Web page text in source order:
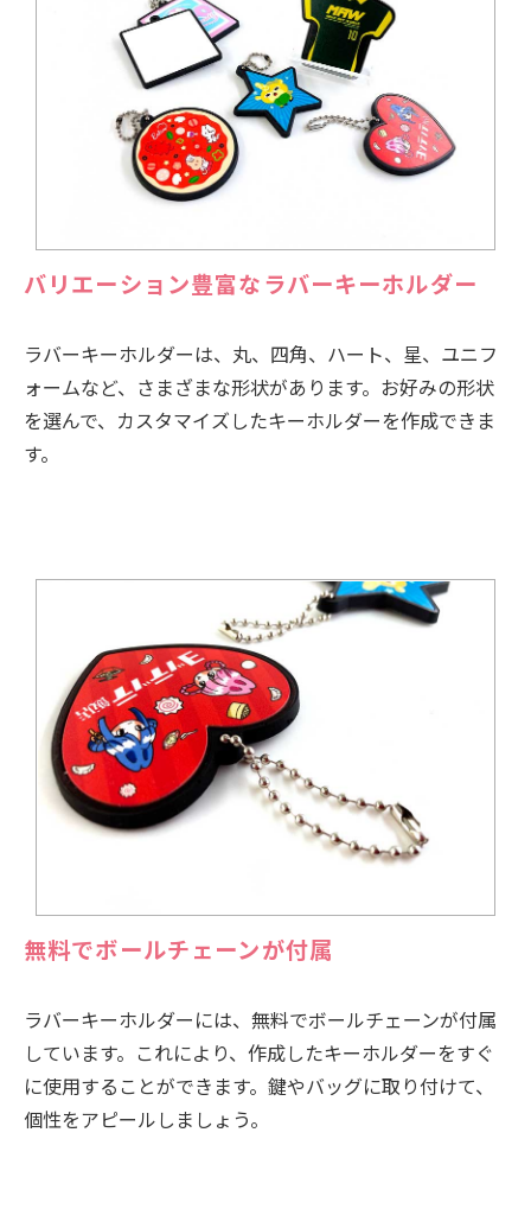
バリエーション豊富なラバーキーホルダー
ラバーキーホルダーは、丸、四角、ハート、星、ユニフ
ォームなど、さまざまな形状があります。お好みの形状
を選んで、カスタマイズしたキーホルダーを作成できま
す。
無料でボールチェーンが付属
ラバーキーホルダーには、無料でボールチェーンが付属
しています。これにより、作成したキーホルダーをすぐ
に使用することができます。鍵やバッグに取り付けて、
個性をアピールしましょう。